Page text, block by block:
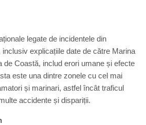
legate de incidentele din
inclusiv explicațiile date de către Marina
de Coastă, includ erori umane și efecte
este una dintre zonele cu cel mai
și marinari, astfel încât traficul
accidente și dispariții.